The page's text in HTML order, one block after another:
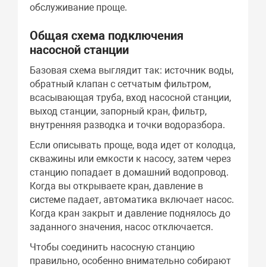
обслуживание проще.
Общая схема подключения
насосной станции
Базовая схема выглядит так: источник воды,
обратный клапан с сетчатым фильтром,
всасывающая труба, вход насосной станции,
выход станции, запорный кран, фильтр,
внутренняя разводка и точки водоразбора.
Если описывать проще, вода идет от колодца,
скважины или емкости к насосу, затем через
станцию попадает в домашний водопровод.
Когда вы открываете кран, давление в
системе падает, автоматика включает насос.
Когда кран закрыт и давление поднялось до
заданного значения, насос отключается.
Чтобы соединить насосную станцию
правильно, особенно внимательно собирают